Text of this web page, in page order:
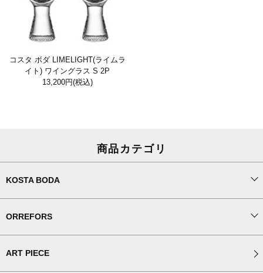
コスタ ボダ LIMELIGHT(ライムラ
イト) ワイングラス S 2P
13,200円(税込)
商品カテゴリ
KOSTA BODA
ORREFORS
ART PIECE